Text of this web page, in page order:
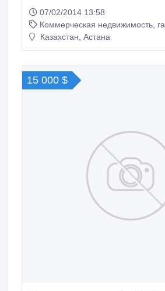
кладовщиков предоставляем цена
услуги риэлтора 10%.
07/02/2014 13:58
Коммерческая недвижимость,
Казахстан, Астана
15 000 $